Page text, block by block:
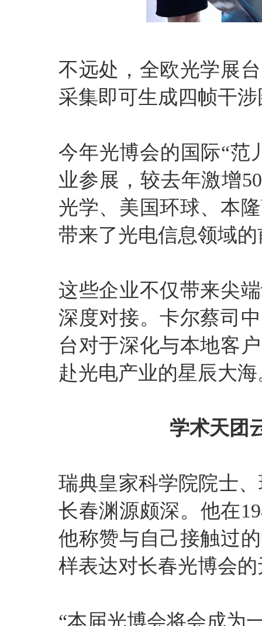
不远处，全欧光学展
采集即可生成四帧干
今年光博会的国际“范
业参展，较去年激增
光学、美国环球、本
带来了光电信息领域
这些企业不仅带来尖
深度对接。卡尔蔡司
台对于深化与本地客
赴光电产业的星辰大海
学术天团
瑞典皇家科学院院士
长春渊源颇深。他在
他称赞与自己接触过
样表达对长春光博会
“本届光博会将会成为